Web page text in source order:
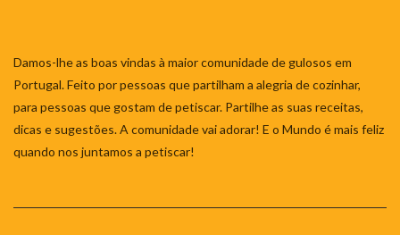
Damos-lhe as boas vindas à maior comunidade de gulosos em
Portugal. Feito por pessoas que partilham a alegria de cozinhar,
para pessoas que gostam de petiscar. Partilhe as suas receitas,
dicas e sugestões. A comunidade vai adorar! E o Mundo é mais feliz
quando nos juntamos a petiscar!